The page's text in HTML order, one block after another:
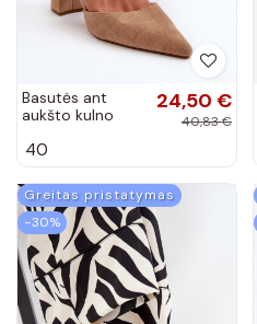
Basutės ant
aukšto kulno
24,50 €
40,83 €
40
Greitas pristatymas
−30%